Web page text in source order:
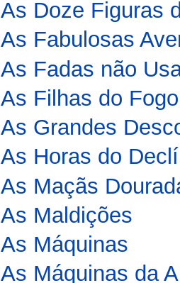
As Doze Figuras
As Fabulosas
As Fadas não
As Filhas do Fogo
As Grandes
As Horas do
As Maçãs
As Maldições
As Máquinas
As Máquinas da